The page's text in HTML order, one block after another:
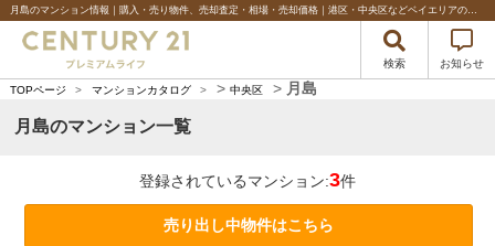
月島のマンション情報｜購入・売り物件、売却査定・相場・売却価格｜港区・中央区などベイエリアの不動産のことならセンチュリー21プレミアムライフ
検索 お知らせ
TOPページ > マンションカタログ > > 中央区 > 月島
月島のマンション一覧
登録されているマンション:3件
売り出し中物件はこちら